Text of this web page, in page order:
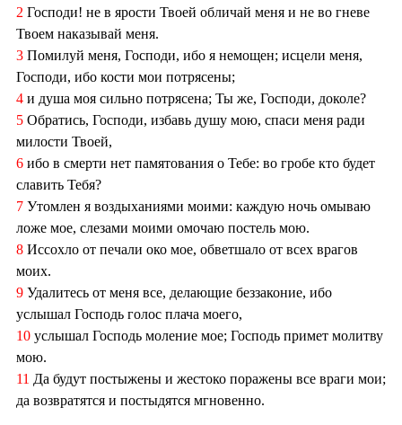
2 Господи! не в ярости Твоей обличай меня и не во гневе
Твоем наказывай меня.
3 Помилуй меня, Господи, ибо я немощен; исцели меня,
Господи, ибо кости мои потрясены;
4 и душа моя сильно потрясена; Ты же, Господи, доколе?
5 Обратись, Господи, избавь душу мою, спаси меня ради
милости Твоей,
6 ибо в смерти нет памятования о Тебе: во гробе кто будет
славить Тебя?
7 Утомлен я воздыханиями моими: каждую ночь омываю
ложе мое, слезами моими омочаю постель мою.
8 Иссохло от печали око мое, обветшало от всех врагов
моих.
9 Удалитесь от меня все, делающие беззаконие, ибо
услышал Господь голос плача моего,
10 услышал Господь моление мое; Господь примет молитву
мою.
11 Да будут постыжены и жестоко поражены все враги мои;
да возвратятся и постыдятся мгновенно.